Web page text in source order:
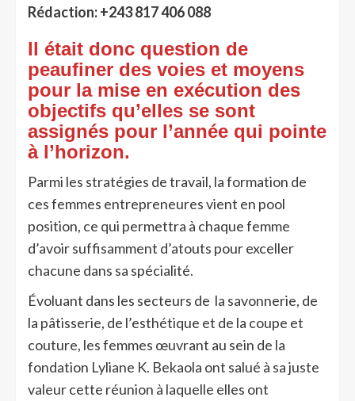
Rédaction: +243 817 406 088
Il était donc question de
peaufiner des voies et moyens
pour la mise en exécution des
objectifs qu’elles se sont
assignés pour l’année qui pointe
à l’horizon.
Parmi les stratégies de travail, la formation de
ces femmes entrepreneures vient en pool
position, ce qui permettra à chaque femme
d’avoir suffisamment d’atouts pour exceller
chacune dans sa spécialité.
Évoluant dans les secteurs de la savonnerie, de
la pâtisserie, de l’esthétique et de la coupe et
couture, les femmes œuvrant au sein de la
fondation Lyliane K. Bekaola ont salué à sa juste
valeur cette réunion à laquelle elles ont